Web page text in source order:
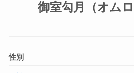
御室勾月（オムロ
性別